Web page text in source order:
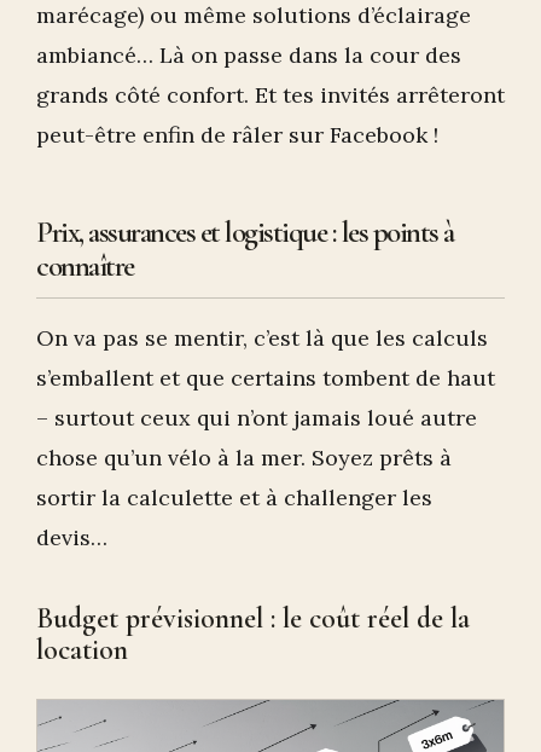
marécage) ou même solutions d’éclairage
ambiancé… Là on passe dans la cour des
grands côté confort. Et tes invités arrêteront
peut-être enfin de râler sur Facebook !
Prix, assurances et logistique : les points à
connaître
On va pas se mentir, c’est là que les calculs
s’emballent et que certains tombent de haut
– surtout ceux qui n’ont jamais loué autre
chose qu’un vélo à la mer. Soyez prêts à
sortir la calculette et à challenger les
devis…
Budget prévisionnel : le coût réel de la
location